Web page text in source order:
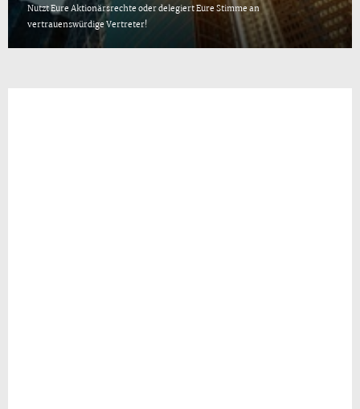
Nutzt Eure Aktionärsrechte oder delegiert Eure Stimme an
vertrauenswürdige Vertreter!